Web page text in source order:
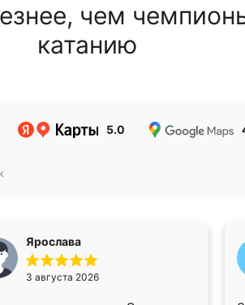
чем
катанию
5.0
Ярослава
3 августа 2026